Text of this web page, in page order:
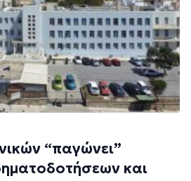
“παγώνει”
και